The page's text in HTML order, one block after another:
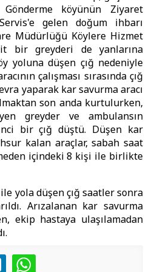
Gönderme köyünün Ziyaret
gelen doğum ihbarı
Müdürlüğü Köylere Hizmet
bir greyderi de yanlarına
yoluna düşen çığ nedeniyle
çalışması sırasında çığ
yaparak kar savurma aracı
son anda kurtulurken,
greyder ve ambulansın
bir çığ düştü. Düşen kar
kalan araçlar, sabah saat
içindeki 8 kişi ile birlikte
yola düşen çığ saatler sonra
Arızalanan kar savurma
ekip hastaya ulaşılamadan